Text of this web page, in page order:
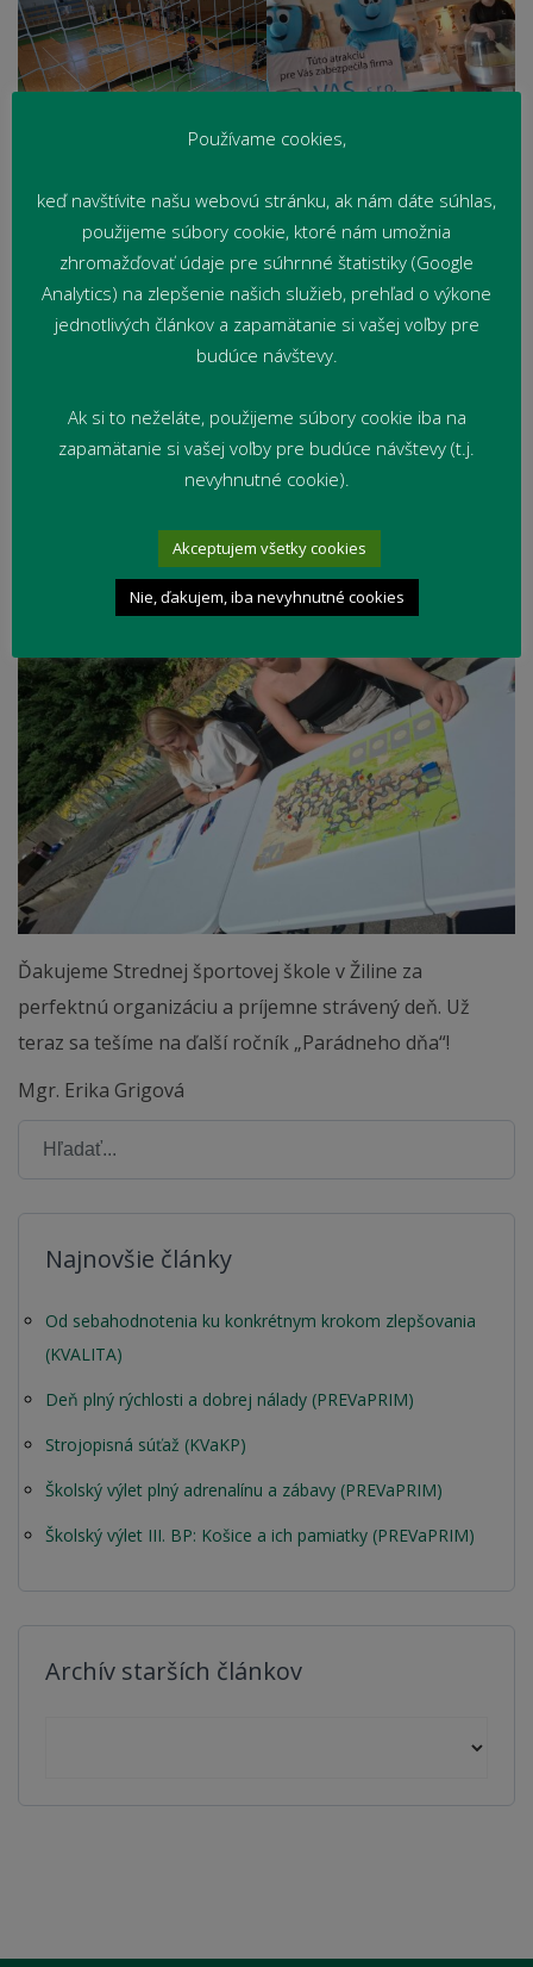
Ďakujeme Strednej športovej škole v Žiline za
perfektnú organizáciu a príjemne strávený deň. Už
teraz sa tešíme na ďalší ročník „Parádneho dňa“!
Mgr. Erika Grigová
Najnovšie články
Od sebahodnotenia ku konkrétnym krokom zlepšovania
(KVALITA)
Deň plný rýchlosti a dobrej nálady (PREVaPRIM)
Strojopisná súťaž (KVaKP)
Školský výlet plný adrenalínu a zábavy (PREVaPRIM)
Školský výlet III. BP: Košice a ich pamiatky (PREVaPRIM)
Archív starších článkov
Používame cookies,
keď navštívite našu webovú stránku, ak nám dáte súhlas,
použijeme súbory cookie, ktoré nám umožnia
zhromažďovať údaje pre súhrnné štatistiky (Google
Analytics) na zlepšenie našich služieb, prehľad o výkone
jednotlivých článkov a zapamätanie si vašej voľby pre
budúce návštevy.
Ak si to neželáte, použijeme súbory cookie iba na
zapamätanie si vašej voľby pre budúce návštevy (t.j.
nevyhnutné cookie).
Akceptujem všetky cookies
Nie, ďakujem, iba nevyhnutné cookies